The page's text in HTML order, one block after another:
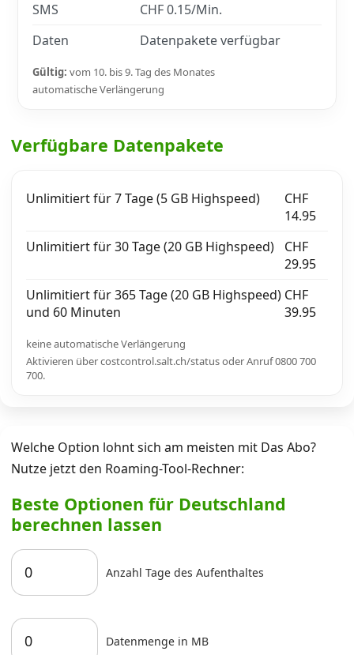
SMS
CHF 0.15/Min.
Daten
Datenpakete verfügbar
Gültig: vom 10. bis 9. Tag des Monates
automatische Verlängerung
Verfügbare Datenpakete
Unlimitiert für 7 Tage (5 GB Highspeed)
CHF
14.95
Unlimitiert für 30 Tage (20 GB Highspeed)
CHF
29.95
Unlimitiert für 365 Tage (20 GB Highspeed)
und 60 Minuten
CHF
39.95
keine automatische Verlängerung
Aktivieren über costcontrol.salt.ch/status oder Anruf 0800 700
700.
Welche Option lohnt sich am meisten mit Das Abo?
Nutze jetzt den Roaming-Tool-Rechner:
Beste Optionen für Deutschland
berechnen lassen
Anzahl Tage des Aufenthaltes
Datenmenge in MB